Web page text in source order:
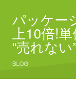
パッケー
上10倍!
“売れない
BLOG